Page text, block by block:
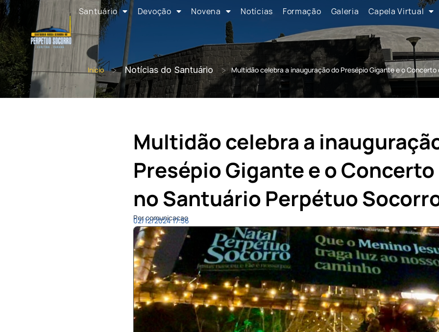
Santuário Devoção Novena Notícias Formação Galeria Capela Virtual
Início > Notícias do Santuário > Multidão celebra a inauguração do Presépio Gigante e o
Multidão celebra a
Presépio Gigante e o
no Santuário Perpétuo
Por comunicacao
02/12/2024 17:56